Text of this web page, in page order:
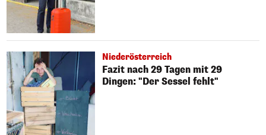
Niederösterreich
Fazit nach 29 Tagen mit 29
Dingen: "Der Sessel fehlt"